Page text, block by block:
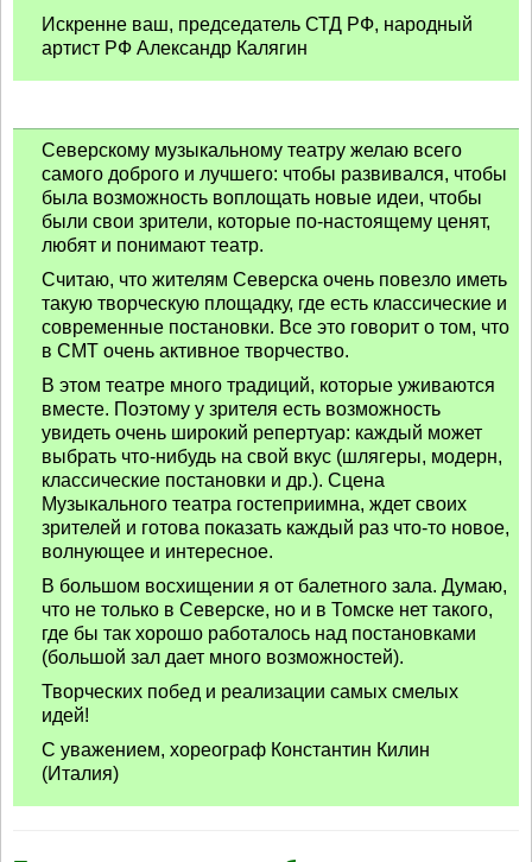
Искренне ваш, председатель СТД РФ, народный
артист РФ Александр Калягин
Северскому музыкальному театру желаю всего
самого доброго и лучшего: чтобы развивался, чтобы
была возможность воплощать новые идеи, чтобы
были свои зрители, которые по-настоящему ценят,
любят и понимают театр.
Считаю, что жителям Северска очень повезло иметь
такую творческую площадку, где есть классические и
современные постановки. Все это говорит о том, что
в СМТ очень активное творчество.
В этом театре много традиций, которые уживаются
вместе. Поэтому у зрителя есть возможность
увидеть очень широкий репертуар: каждый может
выбрать что-нибудь на свой вкус (шлягеры, модерн,
классические постановки и др.). Сцена
Музыкального театра гостеприимна, ждет своих
зрителей и готова показать каждый раз что-то новое,
волнующее и интересное.
В большом восхищении я от балетного зала. Думаю,
что не только в Северске, но и в Томске нет такого,
где бы так хорошо работалось над постановками
(большой зал дает много возможностей).
Творческих побед и реализации самых смелых
идей!
С уважением, хореограф Константин Килин
(Италия)